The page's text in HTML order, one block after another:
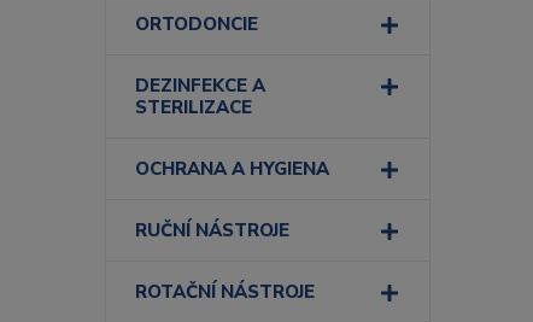
ORTODONCIE
DEZINFEKCE A
STERILIZACE
OCHRANA A HYGIENA
RUČNÍ NÁSTROJE
ROTAČNÍ NÁSTROJE